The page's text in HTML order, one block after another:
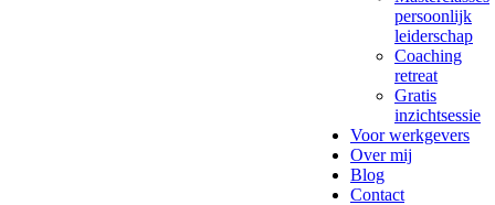
persoonlijk
leiderschap
Coaching
retreat
Gratis
inzichtsessie
Voor werkgevers
Over mij
Blog
Contact